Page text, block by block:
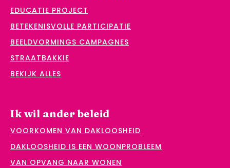
EDUCATIE PROJECT
BETEKENISVOLLE PARTICIPATIE
BEELDVORMINGS CAMPAGNES
STRAATBAKKIE
BEKIJK ALLES
Ik wil ander beleid
VOORKOMEN VAN DAKLOOSHEID
DAKLOOSHEID IS EEN WOONPROBLEEM
VAN OPVANG NAAR WONEN